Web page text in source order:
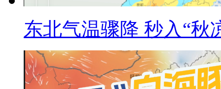
东北气温骤降 秒入“秋